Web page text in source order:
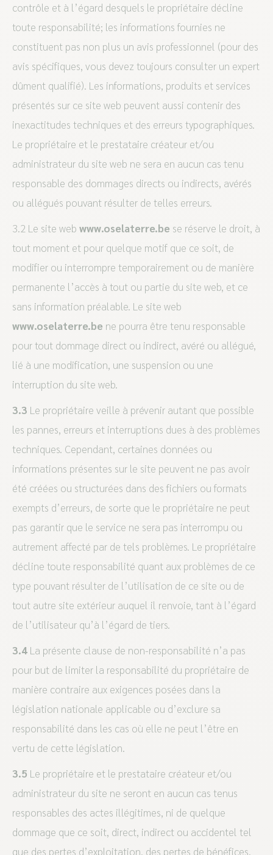
contrôle et à l’égard desquels le propriétaire décline
toute responsabilité; les informations fournies ne
constituent pas non plus un avis professionnel (pour des
avis spécifiques, vous devez toujours consulter un expert
dûment qualifié). Les informations, produits et services
présentés sur ce site web peuvent aussi contenir des
inexactitudes techniques et des erreurs typographiques.
Le propriétaire et le prestataire créateur et/ou
administrateur du site web ne sera en aucun cas tenu
responsable des dommages directs ou indirects, avérés
ou allégués pouvant résulter de telles erreurs.
3.2 Le site web www.oselaterre.be se réserve le droit, à
tout moment et pour quelque motif que ce soit, de
modifier ou interrompre temporairement ou de manière
permanente l’accès à tout ou partie du site web, et ce
sans information préalable. Le site web
www.oselaterre.be ne pourra être tenu responsable
pour tout dommage direct ou indirect, avéré ou allégué,
lié à une modification, une suspension ou une
interruption du site web.
3.3 Le propriétaire veille à prévenir autant que possible
les pannes, erreurs et interruptions dues à des problèmes
techniques. Cependant, certaines données ou
informations présentes sur le site peuvent ne pas avoir
été créées ou structurées dans des fichiers ou formats
exempts d’erreurs, de sorte que le propriétaire ne peut
pas garantir que le service ne sera pas interrompu ou
autrement affecté par de tels problèmes. Le propriétaire
décline toute responsabilité quant aux problèmes de ce
type pouvant résulter de l’utilisation de ce site ou de
tout autre site extérieur auquel il renvoie, tant à l’égard
de l’utilisateur qu’à l’égard de tiers.
3.4 La présente clause de non-responsabilité n’a pas
pour but de limiter la responsabilité du propriétaire de
manière contraire aux exigences posées dans la
législation nationale applicable ou d’exclure sa
responsabilité dans les cas où elle ne peut l’être en
vertu de cette législation.
3.5 Le propriétaire et le prestataire créateur et/ou
administrateur du site ne seront en aucun cas tenus
responsables des actes illégitimes, ni de quelque
dommage que ce soit, direct, indirect ou accidentel tel
que des pertes d’exploitation, des pertes de bénéfices,